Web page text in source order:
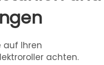
auf Ihren
achten.